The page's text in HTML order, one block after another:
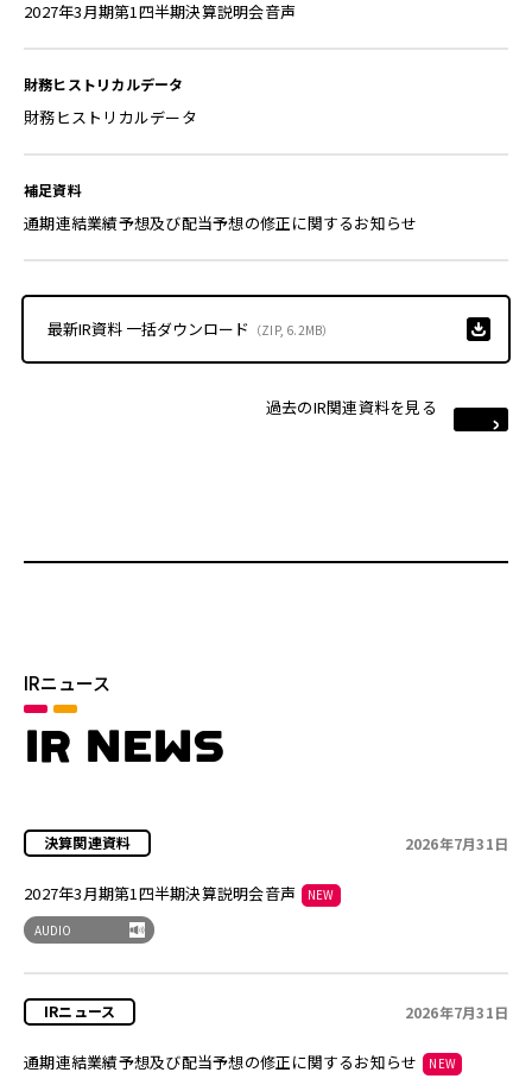
2027年3月期第1四半期決算説明会音声
財務ヒストリカルデータ
通期連結業績予想及び配当予想の修正に関するお知らせ
最新IR資料 一括ダウンロード （ZIP, 6.2MB）
過去のIR関連資料を見る
IRニュース
IR NEWS
2026年7月31日
2027年3月期第1四半期決算説明会音声 NEW
AUDIO
2026年7月31日
通期連結業績予想及び配当予想の修正に関するお知らせ NEW